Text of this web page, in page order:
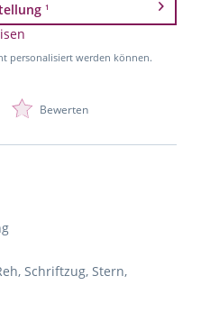
1
personalisiert werden können.
Bewerten
Schriftzug, Stern,